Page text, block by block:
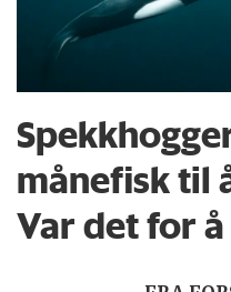
månefisk til
Var det for